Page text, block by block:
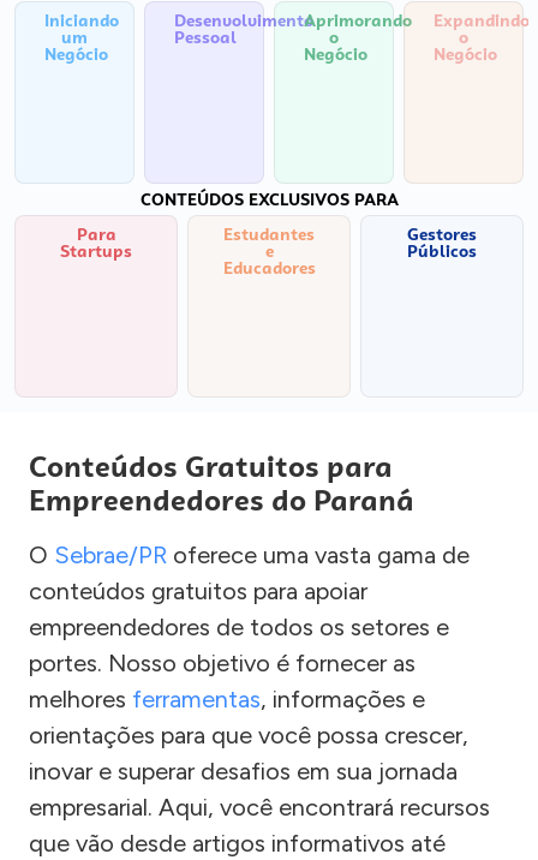
Iniciando
um
Negócio
Desenvolvimento
Pessoal
Aprimorando
o
Negócio
Expandindo
o
Negócio
CONTEÚDOS EXCLUSIVOS PARA
Para
Startups
Estudantes
e
Educadores
Gestores
Públicos
Conteúdos Gratuitos para
Empreendedores do Paraná
O Sebrae/PR oferece uma vasta gama de
conteúdos gratuitos para apoiar
empreendedores de todos os setores e
portes. Nosso objetivo é fornecer as
melhores ferramentas, informações e
orientações para que você possa crescer,
inovar e superar desafios em sua jornada
empresarial. Aqui, você encontrará recursos
que vão desde artigos informativos até